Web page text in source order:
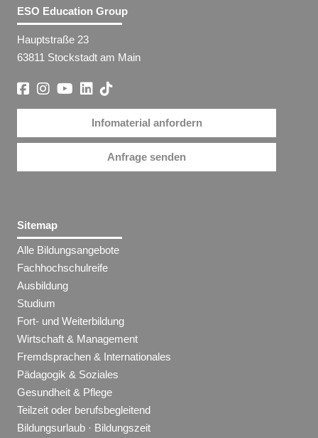
ESO Education Group
Hauptstraße 23
63811 Stockstadt am Main
Infomaterial anfordern
Anfrage senden
Sitemap
Alle Bildungsangebote
Fachhochschulreife
Ausbildung
Studium
Fort- und Weiterbildung
Wirtschaft & Management
Fremdsprachen & Internationales
Pädagogik & Soziales
Gesundheit & Pflege
Teilzeit oder berufsbegleitend
Bildungsurlaub · Bildungszeit